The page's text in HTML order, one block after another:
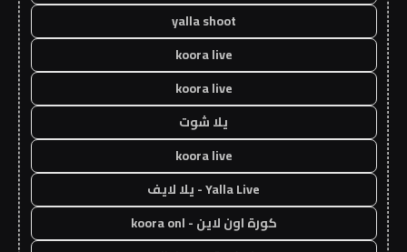
yalla shoot
koora live
koora live
يلا شوت
koora live
Yalla Live - يلا لايف
كورة اون لاين - koora onl